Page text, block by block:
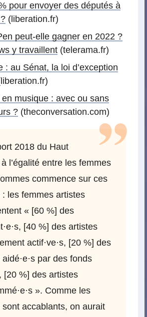
pour envoyer des députés à
(liberation.fr)
peut-elle gagner en 2022 ?
y travaillent (telerama.fr)
: au Sénat, la loi d’exception
musique : avec ou sans
? (theconversation.com)
2018 du Haut
l’égalité entre les femmes
commence sur ces
: les femmes artistes
« [60 %] des
·e·s, [40 %] des artistes
actif·ve·s, [20 %] des
aidé·e·s par des fonds
[20 %] des artistes
·e·s ». Comme les
sont accablants, on aurait